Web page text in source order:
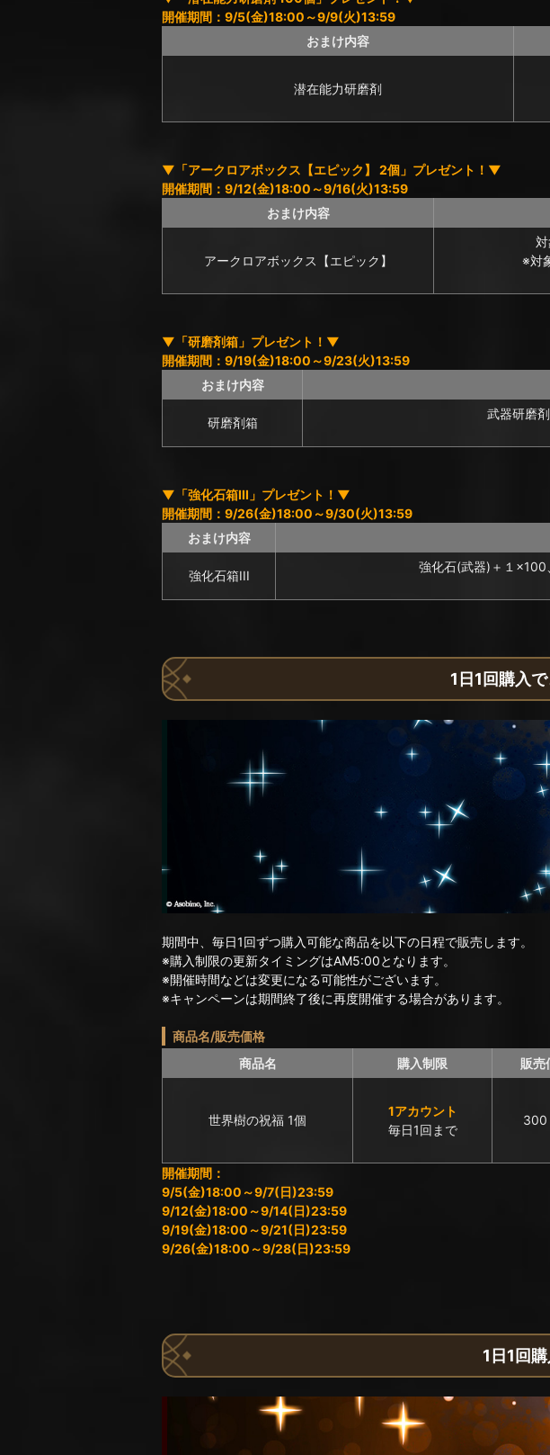
開催期間：9/5(金)18:00～9/9(火)13:59
おまけ内容
潜在能力研磨剤
▼「アークロアボックス【エピック】 2個」プレゼント！▼
開催期間：9/12(金)18:00～9/16(火)13:59
おまけ内容
アークロアボックス【エピック】
※対
▼「研磨剤箱」プレゼント！▼
開催期間：9/19(金)18:00～9/23(火)13:59
おまけ内容
研磨剤箱
武器研磨
▼「強化石箱III」プレゼント！▼
開催期間：9/26(金)18:00～9/30(火)13:59
おまけ内容
強化石箱III
強化石(武器)＋１×100
1日1回購入
期間中、毎日1回ずつ購入可能な商品を以下の日程で販売します。
※購入制限の更新タイミングはAM5:00となります。
※開催時間などは変更になる可能性がございます。
※キャンペーンは期間終了後に再度開催する場合があります。
商品名/販売価格
商品名
購入制限 販売
世界樹の祝福 1個
1アカウント
毎日1回まで
300
開催期間：
9/5(金)18:00～9/7(日)23:59
9/12(金)18:00～9/14(日)23:59
9/19(金)18:00～9/21(日)23:59
9/26(金)18:00～9/28(日)23:59
1日1回